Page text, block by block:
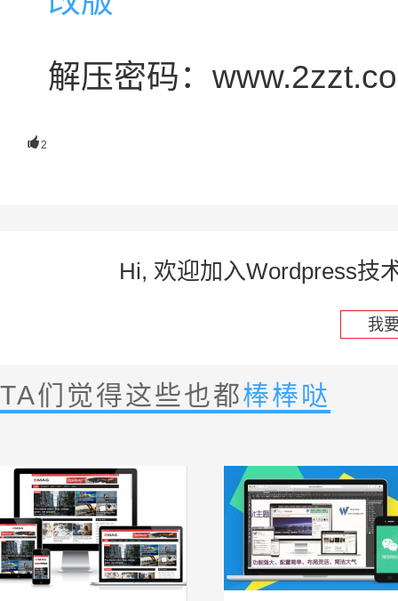
解压密码：
2
Hi, 欢迎加入Wordpress技
我
TA们觉得这些也都棒棒哒